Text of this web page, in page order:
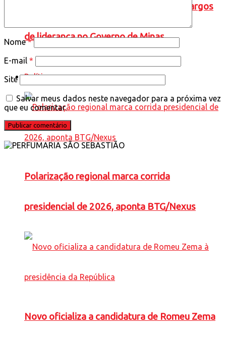
Mulheres reforçam gestão à frente de cargos
de liderança no Governo de Minas
Política
Polarização regional marca corrida
presidencial de 2026, aponta BTG/Nexus
Novo oficializa a candidatura de Romeu Zema
Nome*
E-mail *
Site
Salvar meus dados neste navegador para a próxima vez
que eu comentar.